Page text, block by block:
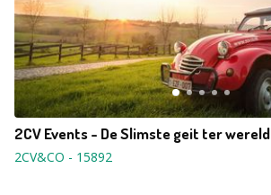
2CV Events - De Slimste geit ter wereld
2CV&CO - 15892